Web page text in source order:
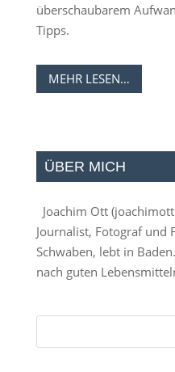
überschaubarem
Tipps.
MEHR LESEN…
ÜBER MICH
Joachim Ott (
Journalist, Fotograf und
Schwaben, lebt in
nach guten